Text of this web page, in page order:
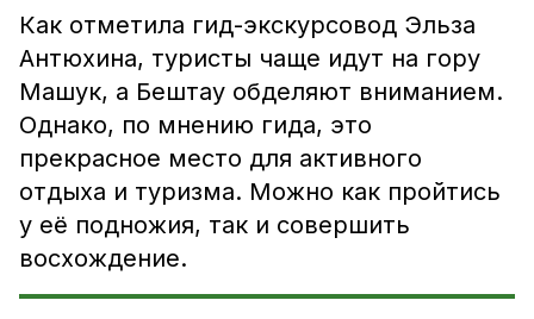
Как отметила гид-экскурсовод Эльза
Антюхина, туристы чаще идут на гору
Машук, а Бештау обделяют вниманием.
Однако, по мнению гида, это
прекрасное место для активного
отдыха и туризма. Можно как пройтись
у её подножия, так и совершить
восхождение.